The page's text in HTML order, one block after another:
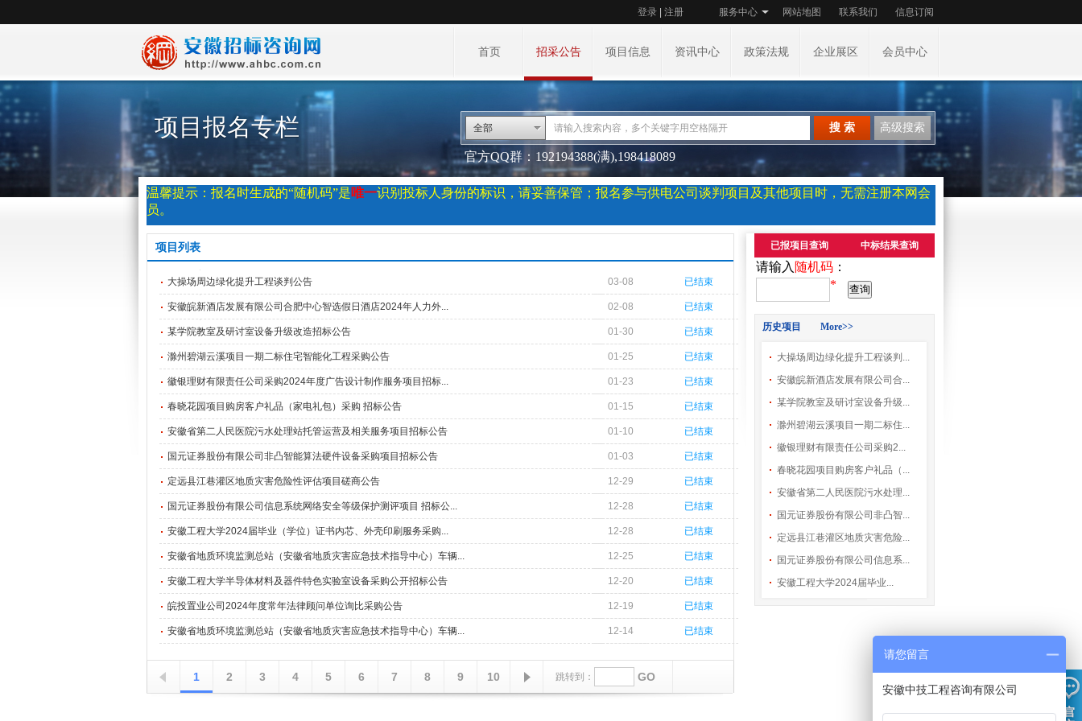
服务中心 网站地图 联系我们 信息订阅
登录 注册
首页 招采公告 项目信息 资讯中心 政策法规 企业展区 会员中心
项目报名专栏 全部 搜 索 高级搜索
官方QQ群：192194388(满),198418089
温馨提示：报名时生成的“随机码”是唯一识别投标人身份的标识，请妥善保管；报名参与供电公司谈判项目及其他项目时，无需注册本网会
员。
项目列表
大操场周边绿化提升工程谈判公告
安徽皖新酒店发展有限公司合肥中心智选假日酒店2024年人力外...
某学院教室及研讨室设备升级改造招标公告
滁州碧湖云溪项目一期二标住宅智能化工程采购公告
徽银理财有限责任公司采购2024年度广告设计制作服务项目招标...
春晓花园项目购房客户礼品（家电礼包）采购 招标公告
安徽省第二人民医院污水处理站托管运营及相关服务项目招标公告
国元证券股份有限公司非凸智能算法硬件设备采购项目招标公告
定远县江巷灌区地质灾害危险性评估项目磋商公告
国元证券股份有限公司信息系统网络安全等级保护测评项目 招标公...
安徽工程大学2024届毕业（学位）证书内芯、外壳印刷服务采购...
安徽省地质环境监测总站（安徽省地质灾害应急技术指导中心）车辆...
安徽工程大学半导体材料及器件特色实验室设备采购公开招标公告
皖投置业公司2024年度常年法律顾问单位询比采购公告
安徽省地质环境监测总站（安徽省地质灾害应急技术指导中心）车辆...
已结束
已结束
已结束
已结束
已结束
已结束
已结束
已结束
已结束
已结束
已结束
已结束
已结束
已结束
已结束
03-08
02-08
01-30
01-25
01-23
01-15
01-10
01-03
12-29
12-28
12-28
12-25
12-20
12-19
12-14
1 2 3 4 5 6 7 8 9 10 跳转到： GO
已报项目查询 中标结果查询
请输入 随机码 ：
*
历史项目 More>>
大操场周边绿化提升工程谈判...
安徽皖新酒店发展有限公司合...
某学院教室及研讨室设备升级...
滁州碧湖云溪项目一期二标住...
徽银理财有限责任公司采购2...
春晓花园项目购房客户礼品（...
安徽省第二人民医院污水处理...
国元证券股份有限公司非凸智...
定远县江巷灌区地质灾害危险...
国元证券股份有限公司信息系...
安徽工程大学2024届毕业...
请您留言
安徽中技工程咨询有限公司